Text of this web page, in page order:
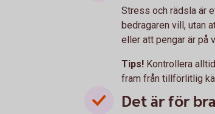
Stress och rädsla är
bedragaren vill, utan
eller att pengar är på
Tips! Kontrollera
fram från tillförlitlig
Det är för